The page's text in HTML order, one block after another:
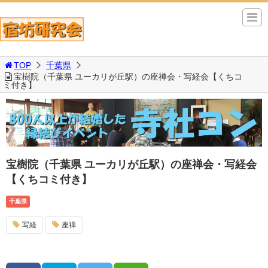
TOP
千葉県
宝樹院（千葉県 ユーカリが丘駅）の座禅会・写経会【くちコ
ミ付き】
宝樹院（千葉県 ユーカリが丘駅）の座禅会・写経会
【くちコミ付き】
千葉県
写経 座禅